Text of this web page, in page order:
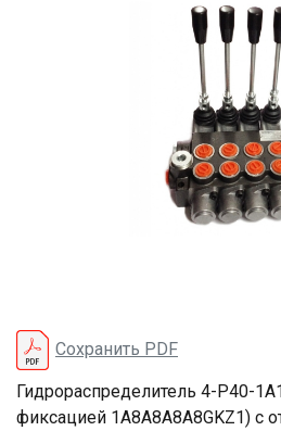
Сохранить PDF
Гидрораспределитель 4-Р40-
фиксацией 1A8A8A8A8GKZ1) с